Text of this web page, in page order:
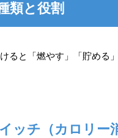
類と役割
ると「燃やす」「貯める
ッチ（カロリー